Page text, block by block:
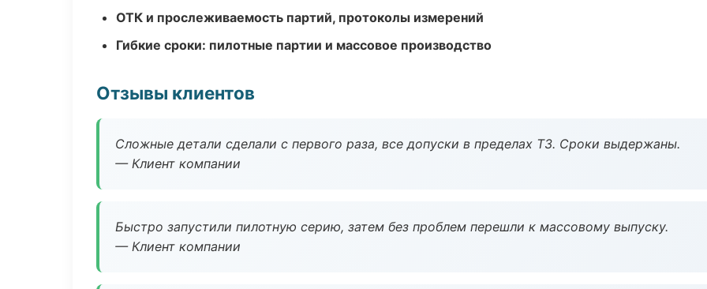
ОТК и прослеживаемость партий, протоколы измерений
Гибкие сроки: пилотные партии и массовое производство
Отзывы клиентов
Сложные детали сделали с первого раза, все допуски в пределах ТЗ. Сроки выдержаны.
— Клиент компании
Быстро запустили пилотную серию, затем без проблем перешли к массовому выпуску.
— Клиент компании